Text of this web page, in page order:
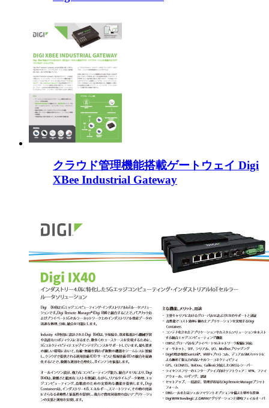
クラウド管理機能搭載ゲートウェイ Digi
XBee Industrial Gateway